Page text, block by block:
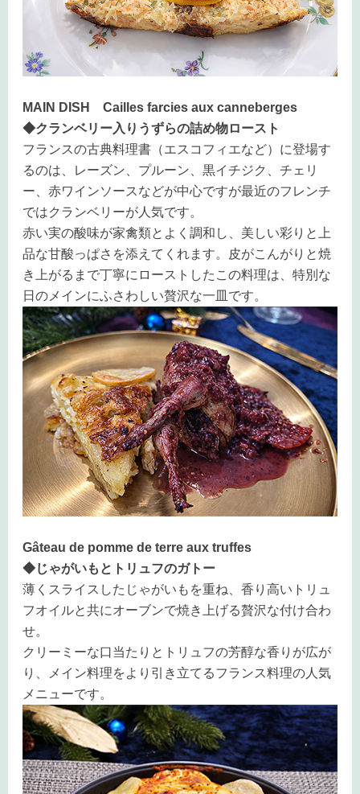
MAIN DISH Cailles farcies aux canneberges
◆クランベリー入りうずらの詰め物ロースト
フランスの古典料理書（エスコフィエなど）に登場す
るのは、レーズン、プルーン、黒イチジク、チェリ
ー、赤ワインソースなどが中心ですが最近のフレンチ
ではクランベリーが人気です。
赤い実の酸味が家禽類とよく調和し、美しい彩りと上
品な甘酸っぱさを添えてくれます。皮がこんがりと焼
き上がるまで丁寧にローストしたこの料理は、特別な
日のメインにふさわしい贅沢な一皿です。
Gâteau de pomme de terre aux truffes
◆じゃがいもとトリュフのガトー
薄くスライスしたじゃがいもを重ね、香り高いトリュ
フオイルと共にオーブンで焼き上げる贅沢な付け合わ
せ。
クリーミーな口当たりとトリュフの芳醇な香りが広が
り、メイン料理をより引き立てるフランス料理の人気
メニューです。